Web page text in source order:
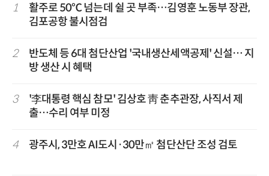
1
활주로 50℃ 넘는데 쉴 곳 부족…김영훈 노동부 장관,
김포공항 불시점검
2
반도체 등 6대 첨단산업 '국내생산세액공제' 신설… 지
방 생산 시 혜택
3
'李대통령 핵심 참모' 김상호 靑 춘추관장, 사직서 제
출…수리 여부 미정
4 광주시, 3만호 AI도시·30만㎡ 첨단산단 조성 검토